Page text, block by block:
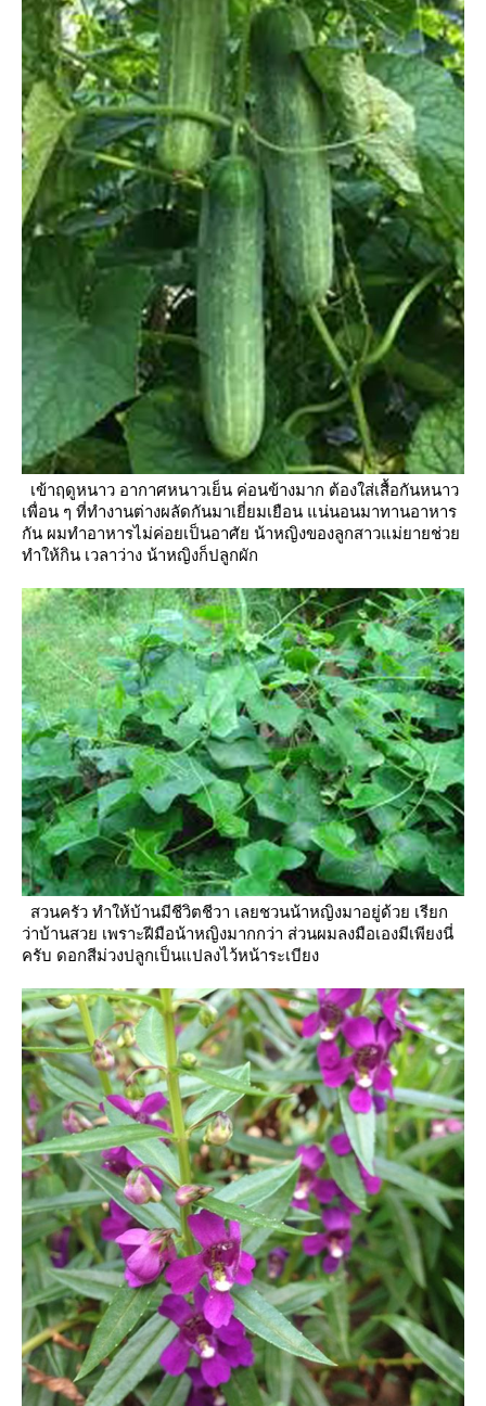
เข้าฤดูหนาว อากาศหนาวเย็น ค่อนข้างมาก ต้องใส่เสื้อกันหนาว
เพื่อน ๆ ที่ทำงานต่างผลัดกันมาเยี่ยมเยือน น่นอนมาทานอาหาร
กัน ผมทำอาหารไม่ค่อยเป็นอาศัย น้าหญิงของลูกสาวแม่ยายช่ว
ทำให้กิน เวลาว่าง น้าหญิงก็ปลูกผัก
สวนครัว ทำให้บ้านมีชีวิตชีวา เลยชวนน้าหญิงมาอยู่ด้ว เรียก
ว่าบ้านสวย เพราะฝีมือน้าหญิงมากกว่า ส่วนผมลงมือเองมีเพียงนี่
ครับ ดอกสีม่วงปลูกเป็นแปลงไว้หน้าระเบียง